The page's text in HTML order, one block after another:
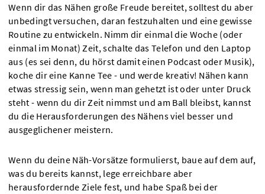
Wenn dir das Nähen große Freude bereitet, solltest du aber
unbedingt versuchen, daran festzuhalten und eine gewisse
Routine zu entwickeln. Nimm dir einmal die Woche (oder
einmal im Monat) Zeit, schalte das Telefon und den Laptop
aus (es sei denn, du hörst damit einen Podcast oder Musik),
koche dir eine Kanne Tee - und werde kreativ! Nähen kann
etwas stressig sein, wenn man gehetzt ist oder unter Druck
steht - wenn du dir Zeit nimmst und am Ball bleibst, kannst
du die Herausforderungen des Nähens viel besser und
ausgeglichener meistern.
Wenn du deine Näh-Vorsätze formulierst, baue auf dem auf,
was du bereits kannst, lege erreichbare aber
herausfordernde Ziele fest, und habe Spaß bei der